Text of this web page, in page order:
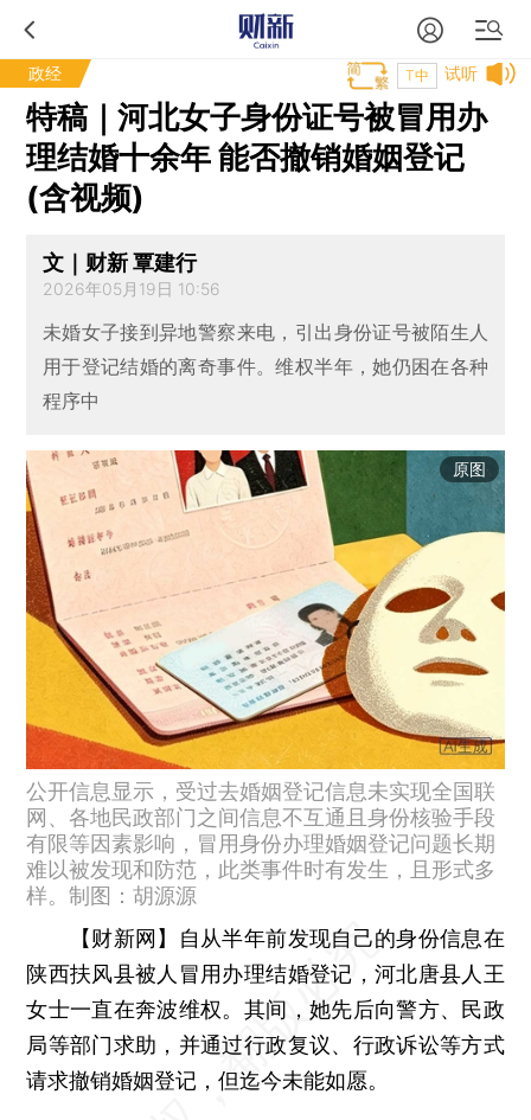
政经 试听
T中
特稿｜河北女子身份证号被冒用办
理结婚十余年 能否撤销婚姻登记
(含视频)
文｜财新 覃建行
2026年05月19日 10:56
未婚女子接到异地警察来电，引出身份证号被陌生人
用于登记结婚的离奇事件。维权半年，她仍困在各种
程序中
原图
公开信息显示，受过去婚姻登记信息未实现全国联
网、各地民政部门之间信息不互通且身份核验手段
有限等因素影响，冒用身份办理婚姻登记问题长期
难以被发现和防范，此类事件时有发生，且形式多
样。制图：胡源源
【财新网】
自从半年前发现自己的身份信息在
陕西扶风县被人冒用办理结婚登记，河北唐县人王
女士一直在奔波维权。其间，她先后向警方、民政
局等部门求助，并通过行政复议、行政诉讼等方式
请求撤销婚姻登记，但迄今未能如愿。